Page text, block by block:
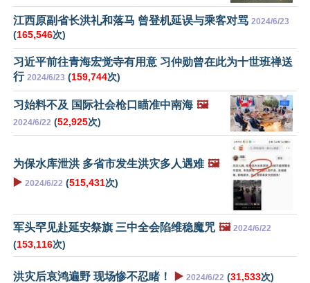
江西原副省长洪礼和落马 曾登机延误与乘客对骂 2024/6/23
(165,546次)
习近平前往青海宏觉寺有用意 习仲勋曾在此为十世班禅送
行 2024/6/23 (159,744次)
习始料不及 国际社会枪口瞄准中南海 🖼️
2024/6/22 (52,925次)
为保水库泄洪 多省市发生洪灾多人遇难 🖼️
▶️ 2024/6/22 (515,431次)
军头罕见赴延安祭旗 三中全会陷维稳魔咒 🖼️ 2024/6/22
(153,116次)
洪灾后哀鸿遍野 现场惨不忍睹！ ▶️ 2024/6/22 (31,533次)